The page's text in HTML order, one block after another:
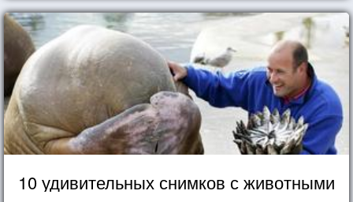
10 удивительных снимков с животными